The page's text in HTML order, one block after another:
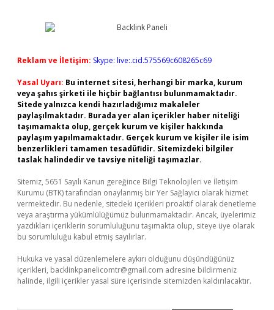
Reklam ve İletişim: Skype: live:.cid.575569c608265c69
Yasal Uyarı: Bu internet sitesi, herhangi bir marka, kurum
veya şahıs şirketi ile hiçbir bağlantısı bulunmamaktadır.
Sitede yalnızca kendi hazırladığımız makaleler
paylaşılmaktadır. Burada yer alan içerikler haber niteliği
taşımamakta olup, gerçek kurum ve kişiler hakkında
paylaşım yapılmamaktadır. Gerçek kurum ve kişiler ile isim
benzerlikleri tamamen tesadüfidir. Sitemizdeki bilgiler
taslak halindedir ve tavsiye niteliği taşımazlar.
Sitemiz, 5651 Sayılı Kanun gereğince Bilgi Teknolojileri ve İletişim
Kurumu (BTK) tarafından onaylanmış bir Yer Sağlayıcı olarak hizmet
vermektedir. Bu nedenle, sitedeki içerikleri proaktif olarak denetleme
veya araştırma yükümlülüğümüz bulunmamaktadır. Ancak, üyelerimiz
yazdıkları içeriklerin sorumluluğunu taşımakta olup, siteye üye olarak
bu sorumluluğu kabul etmiş sayılırlar.
Hukuka ve yasal düzenlemelere aykırı olduğunu düşündüğünüz
içerikleri, backlinkpanelicomtr@gmail.com adresine bildirmeniz
halinde, ilgili içerikler yasal süre içerisinde sitemizden kaldırılacaktır.